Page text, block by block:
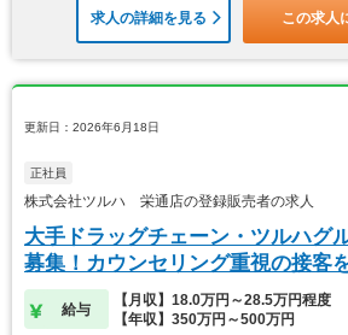
求人の詳細を見る この求人
更新日：2026年6月18日
正社員
株式会社ツルハ 栄通店の登録販売者の求人
大手ドラッグチェーン・ツルハグ
募集！カウンセリング重視の接客
給与
【月収】18.0万円～28.5万円程度
【年収】350万円～500万円